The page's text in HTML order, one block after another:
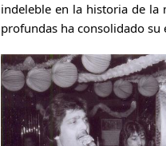
indeleble en la historia de la
profundas ha consolidado